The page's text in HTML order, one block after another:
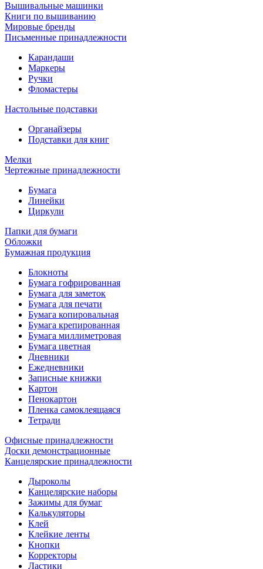
Вышивальные машинки
Книги по вышиванию
Мировые бренды
Письменные принадлежности
Карандаши
Маркеры
Ручки
Фломастеры
Настольные подставки
Органайзеры
Подставки для книг
Мелки
Чертежные принадлежности
Бумага
Линейки
Циркули
Папки для бумаги
Обложки
Бумажная продукция
Блокноты
Бумага гофрированная
Бумага для заметок
Бумага для печати
Бумага копировальная
Бумага крепированная
Бумага миллиметровая
Бумага цветная
Дневники
Ежедневники
Записные книжки
Картон
Пенокартон
Пленка самоклеящаяся
Тетради
Офисные принадлежности
Доски демонстрационные
Канцелярские принадлежности
Дыроколы
Канцелярские наборы
Зажимы для бумаг
Калькуляторы
Клей
Клейкие ленты
Кнопки
Корректоры
Ластики